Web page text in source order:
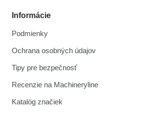
Informácie
Podmienky
Ochrana osobných údajov
Tipy pre bezpečnosť
Recenzie na Machineryline
Katalóg značiek